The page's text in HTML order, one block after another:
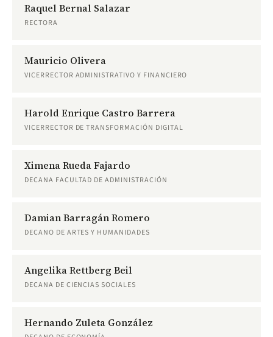
Raquel Bernal Salazar
RECTORA
Mauricio Olivera
VICERRECTOR ADMINISTRATIVO Y FINANCIERO
Harold Enrique Castro Barrera
VICERRECTOR DE TRANSFORMACIÓN DIGITAL
Ximena Rueda Fajardo
DECANA FACULTAD DE ADMINISTRACIÓN
Damian Barragán Romero
DECANO DE ARTES Y HUMANIDADES
Angelika Rettberg Beil
DECANA DE CIENCIAS SOCIALES
Hernando Zuleta González